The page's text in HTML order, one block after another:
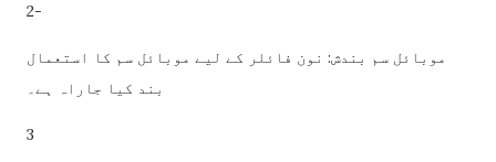
2-
موبائل سم بندش: نون فائلر کے لیے موبائل سم کا استعمال
بند کیا جاراہ ہے۔
3